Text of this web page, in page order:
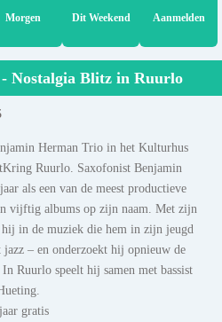
Morgen Dit Weekend Aanmelden
Nostalgia Blitz in Ruurlo
Herman Trio in het Kulturhus
Ruurlo. Saxofonist Benjamin
als een van de meest productieve
vijftig albums op zijn naam. Met zijn
in de muziek die hem in zijn jeugd
– en onderzoekt hij opnieuw de
Ruurlo speelt hij samen met bassist
gratis